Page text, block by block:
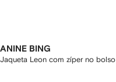
ANINE BING
Jaqueta Leon com zíper no bolso